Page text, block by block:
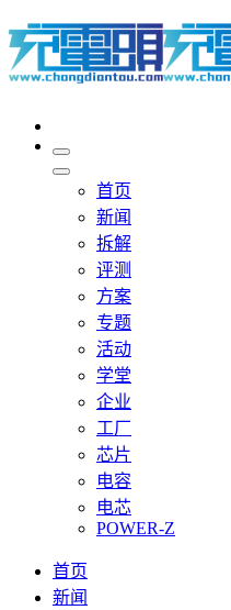
首页
新闻
拆解
评测
方案
专题
活动
学堂
企业
工厂
芯片
电容
电芯
POWER-Z
首页
新闻